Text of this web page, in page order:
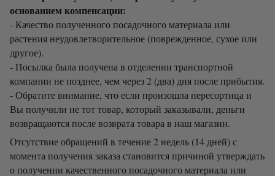
основанием компенсации:
- Качество полученного посадочного материала или
растения неудовлетворительное (поврежденное, сухое или
другое).
- Посылка была получена в отделении транспортной
компании не позднее, чем через 2 (два) дня после прибытия.
- Обратите внимание, что если произошла пересортица и
Вы получили не тот товар, который заказывали, деньги
возвращаются после возврата товара в наш магазин.
Отсутствие обращений в течение 2 недель (14 дней) с
момента получения заказа становится причиной утверждать
о получении качественного посадочного материала или